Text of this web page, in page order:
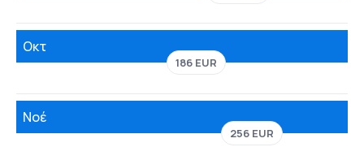
Οκτ
186 EUR
Νοέ
256 EUR